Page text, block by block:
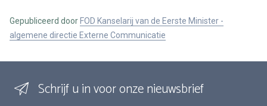
Gepubliceerd door FOD Kanselarij van de Eerste Minister -
algemene directie Externe Communicatie
Schrijf u in voor onze nieuwsbrief